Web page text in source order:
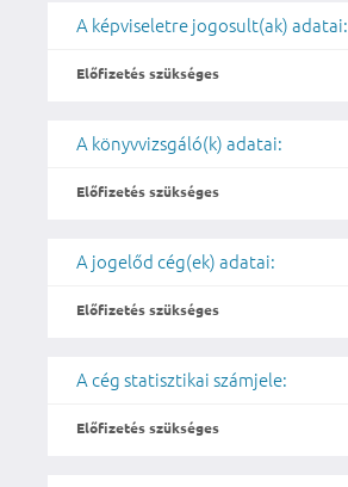
A képviseletre jogosult(ak) adatai:
Előfizetés szükséges
A könyvvizsgáló(k) adatai:
Előfizetés szükséges
A jogelőd cég(ek) adatai:
Előfizetés szükséges
A cég statisztikai számjele:
Előfizetés szükséges